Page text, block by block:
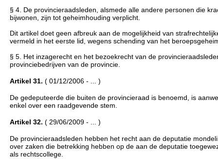
§ 4. De provincieraadsleden, alsmede alle andere personen die
bijwonen, zijn tot geheimhouding verplicht.
Dit artikel doet geen afbreuk aan de mogelijkheid van
vermeld in het eerste lid, wegens schending van het
§ 5. Het inzagerecht en het bezoekrecht van de
provinciebedrijven van de provincie.
Artikel 31. ( 01/12/2006 - ... )
De gedeputeerde die buiten de provincieraad is benoemd, is
enkel over een raadgevende stem.
Artikel 32. ( 29/06/2009 - ... )
De provincieraadsleden hebben het recht aan de deputatie
over zaken die betrekking hebben op de aan de deputatie
als rechtscollege.